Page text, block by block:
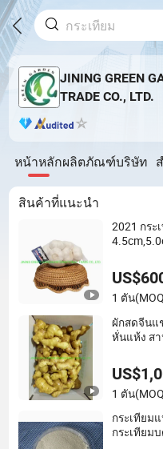
JINING GREEN
TRADE CO., LTD.
หน้าหลักผลิตภัณฑ์บริษัท
สินค้าที่แนะนำ
2021 กระ
g ต่อถุงต
1 ตัน
ผักสดจีนแ
หั่นแห้ง สา
1 ตัน
กระเทียม
กระเทียม